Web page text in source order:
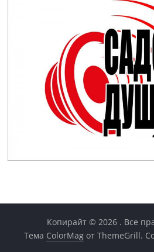
Копирайт © 2026 . Все
Тема ColorMag от ThemeGrill.